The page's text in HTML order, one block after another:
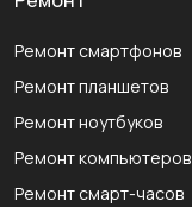
Ремонт смартфонов
Ремонт планшетов
Ремонт ноутбуков
Ремонт компьютеров
Ремонт смарт-часов